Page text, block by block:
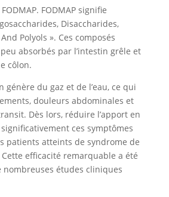
FODMAP signifie
Disaccharides,
Polyols ». Ces composés
absorbés par l’intestin grêle et
côlon.
génère du gaz et de l’eau, ce qui
douleurs abdominales et
Dès lors, réduire l’apport en
ces symptômes
patients atteints de syndrome de
efficacité remarquable a été
études cliniques